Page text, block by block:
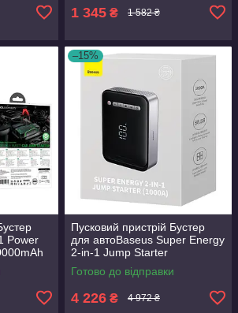
1 345 ₴ 1 582 ₴
Power
–15%
Пусковий пристрій Бустер
для автоBaseus Super Energy
2-in-1 Jump Starter
1000A+Повербанк+Компресо
р
Готово до відправки
4 226 ₴ 4 972 ₴